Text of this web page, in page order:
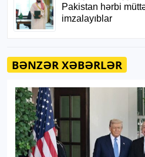
BƏNZƏR XƏBƏRLƏR